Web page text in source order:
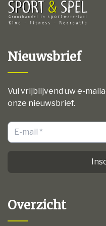
Nieuwsbrief
Vul vrijblijvend uw e-
onze nieuwsbrief.
Overzicht